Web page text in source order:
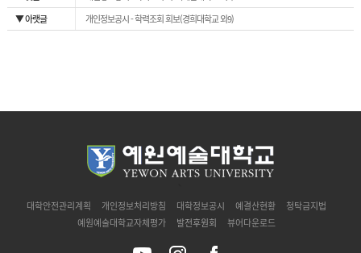
▼ 아랫글
개인정보공시 - 학력조회 회보(경희대학교 외9)
대학안전관리계획 개인정보처리방침 대학정보공시 예결산현황
청탁금지법
예원예술대학교자체평가
발전후원회 뷰어다운로드